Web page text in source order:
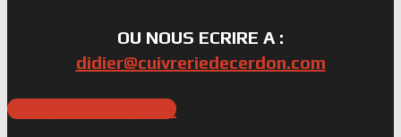
didier@cuivreriedecerdon.com
NOUS CONTACTER